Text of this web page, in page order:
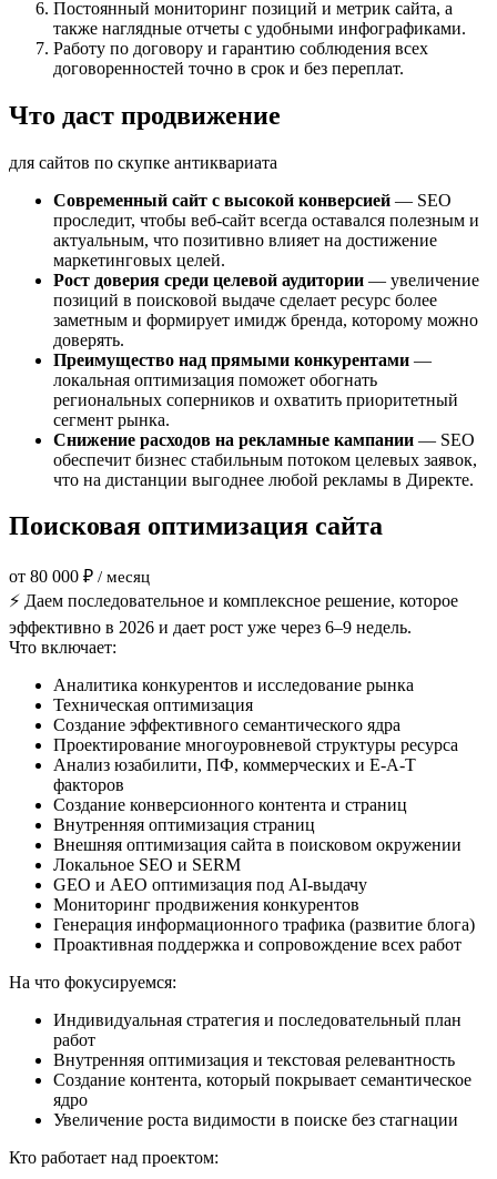
Постоянный мониторинг позиций и метрик сайта, а
также наглядные отчеты с удобными инфографиками.
Работу по договору и гарантию соблюдения всех
договоренностей точно в срок и без переплат.
Что даст продвижение
для сайтов по скупке антиквариата
Современный сайт с высокой конверсией — SEO
проследит, чтобы веб-сайт всегда оставался полезным и
актуальным, что позитивно влияет на достижение
маркетинговых целей.
Рост доверия среди целевой аудитории — увеличение
позиций в поисковой выдаче сделает ресурс более
заметным и формирует имидж бренда, которому можно
доверять.
Преимущество над прямыми конкурентами —
локальная оптимизация поможет обогнать
региональных соперников и охватить приоритетный
сегмент рынка.
Снижение расходов на рекламные кампании — SEO
обеспечит бизнес стабильным потоком целевых заявок,
что на дистанции выгоднее любой рекламы в Директе.
Поисковая оптимизация сайта
от 80 000 ₽ / месяц
⚡ Даем последовательное и комплексное решение, которое
эффективно в 2026 и дает рост уже через 6–9 недель.
Что включает:
Аналитика конкурентов и исследование рынка
Техническая оптимизация
Создание эффективного семантического ядра
Проектирование многоуровневой структуры ресурса
Анализ юзабилити, ПФ, коммерческих и E-A-T
факторов
Создание конверсионного контента и страниц
Внутренняя оптимизация страниц
Внешняя оптимизация сайта в поисковом окружении
Локальное SEO и SERM
GEO и AEO оптимизация под AI-выдачу
Мониторинг продвижения конкурентов
Генерация информационного трафика (развитие блога)
Проактивная поддержка и сопровождение всех работ
На что фокусируемся:
Индивидуальная стратегия и последовательный план
работ
Внутренняя оптимизация и текстовая релевантность
Создание контента, который покрывает семантическое
ядро
Увеличение роста видимости в поиске без стагнации
Кто работает над проектом: